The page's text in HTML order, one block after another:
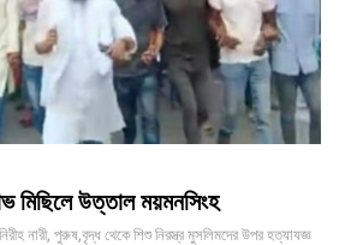
মিছিলে উত্তাল ময়মনসিংহ
নারী, পুরুষ,বৃদ্ধ থেকে শিশু নিরস্ত্র মুসলিমদের উপর হত্যাযজ্ঞ